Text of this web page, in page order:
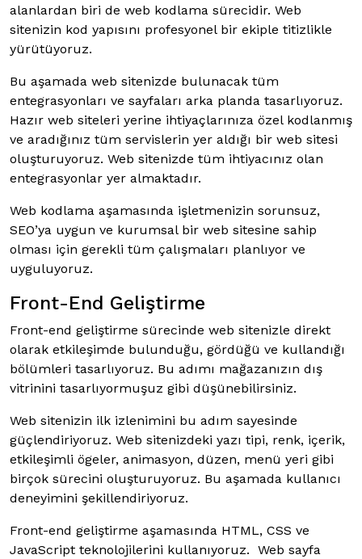
alanlardan biri de web kodlama sürecidir. Web
sitenizin kod yapısını profesyonel bir ekiple titizlikle
yürütüyoruz.
Bu aşamada web sitenizde bulunacak tüm
entegrasyonları ve sayfaları arka planda tasarlıyoruz.
Hazır web siteleri yerine ihtiyaçlarınıza özel kodlanmış
ve aradığınız tüm servislerin yer aldığı bir web sitesi
oluşturuyoruz. Web sitenizde tüm ihtiyacınız olan
entegrasyonlar yer almaktadır.
Web kodlama aşamasında işletmenizin sorunsuz,
SEO’ya uygun ve kurumsal bir web sitesine sahip
olması için gerekli tüm çalışmaları planlıyor ve
uyguluyoruz.
Front-End Geliştirme
Front-end geliştirme sürecinde web sitenizle direkt
olarak etkileşimde bulunduğu, gördüğü ve kullandığı
bölümleri tasarlıyoruz. Bu adımı mağazanızın dış
vitrinini tasarlıyormuşuz gibi düşünebilirsiniz.
Web sitenizin ilk izlenimini bu adım sayesinde
güçlendiriyoruz. Web sitenizdeki yazı tipi, renk, içerik,
etkileşimli ögeler, animasyon, düzen, menü yeri gibi
birçok sürecini oluşturuyoruz. Bu aşamada kullanıcı
deneyimini şekillendiriyoruz.
Front-end geliştirme aşamasında HTML, CSS ve
JavaScript teknolojilerini kullanıyoruz. Web sayfa